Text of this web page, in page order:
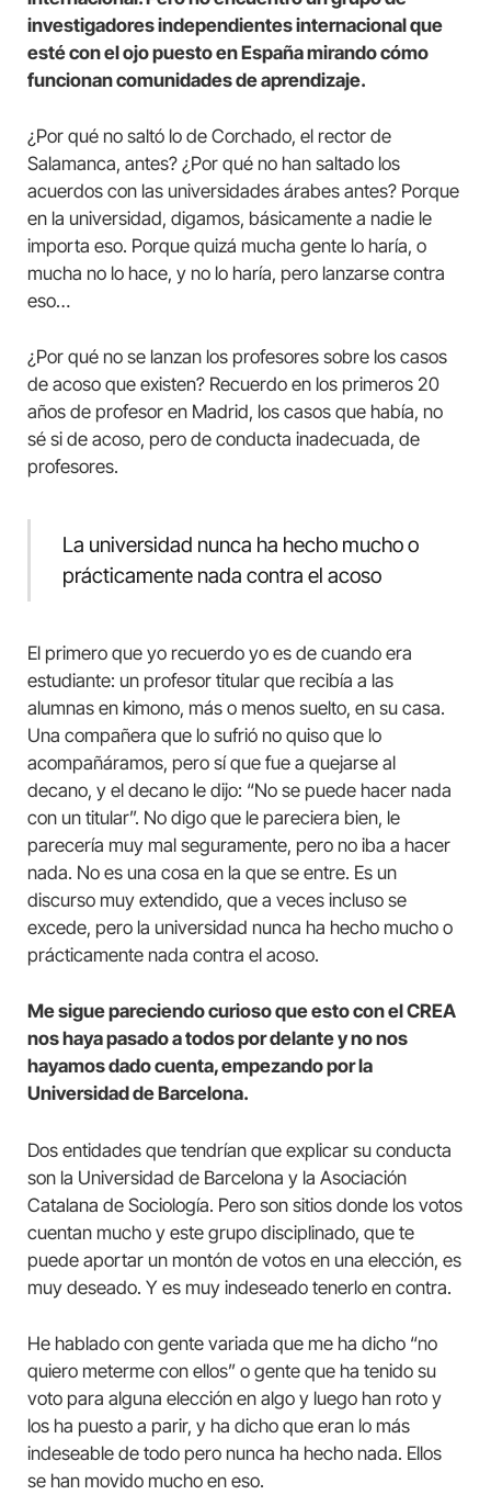
investigadores independientes internacional que
esté con el ojo puesto en España mirando cómo
funcionan comunidades de aprendizaje.
¿Por qué no saltó lo de Corchado, el rector de
Salamanca, antes? ¿Por qué no han saltado los
acuerdos con las universidades árabes antes? Porque
en la universidad, digamos, básicamente a nadie le
importa eso. Porque quizá mucha gente lo haría, o
mucha no lo hace, y no lo haría, pero lanzarse contra
eso…
¿Por qué no se lanzan los profesores sobre los casos
de acoso que existen? Recuerdo en los primeros 20
años de profesor en Madrid, los casos que había, no
sé si de acoso, pero de conducta inadecuada, de
profesores.
La universidad nunca ha hecho mucho o
prácticamente nada contra el acoso
El primero que yo recuerdo yo es de cuando era
estudiante: un profesor titular que recibía a las
alumnas en kimono, más o menos suelto, en su casa.
Una compañera que lo sufrió no quiso que lo
acompañáramos, pero sí que fue a quejarse al
decano, y el decano le dijo: “No se puede hacer nada
con un titular”. No digo que le pareciera bien, le
parecería muy mal seguramente, pero no iba a hacer
nada. No es una cosa en la que se entre. Es un
discurso muy extendido, que a veces incluso se
excede, pero la universidad nunca ha hecho mucho o
prácticamente nada contra el acoso.
Me sigue pareciendo curioso que esto con el CREA
nos haya pasado a todos por delante y no nos
hayamos dado cuenta, empezando por la
Universidad de Barcelona.
Dos entidades que tendrían que explicar su conducta
son la Universidad de Barcelona y la Asociación
Catalana de Sociología. Pero son sitios donde los votos
cuentan mucho y este grupo disciplinado, que te
puede aportar un montón de votos en una elección, es
muy deseado. Y es muy indeseado tenerlo en contra.
He hablado con gente variada que me ha dicho “no
quiero meterme con ellos” o gente que ha tenido su
voto para alguna elección en algo y luego han roto y
los ha puesto a parir, y ha dicho que eran lo más
indeseable de todo pero nunca ha hecho nada. Ellos
se han movido mucho en eso.